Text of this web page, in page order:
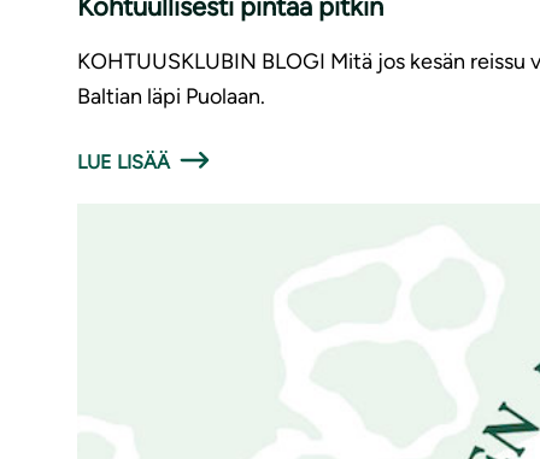
KOHTUUSKLUBIN BLOGI Mitä jos kesän
Baltian läpi Puolaan.
LUE LISÄÄ